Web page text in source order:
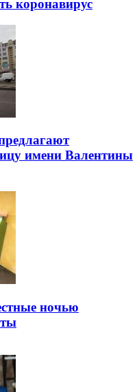
коронавирус
имени Валентины
ночью